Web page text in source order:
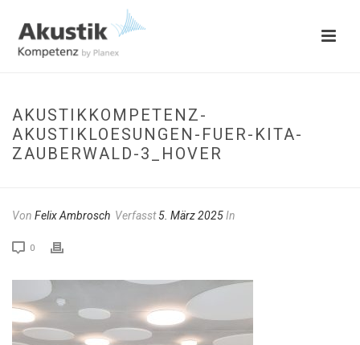
AKUSTIKKOMPETENZ-
AKUSTIKLOESUNGEN-FUER-KITA-
ZAUBERWALD-3_HOVER
Von Felix Ambrosch Verfasst5. März 2025In
0